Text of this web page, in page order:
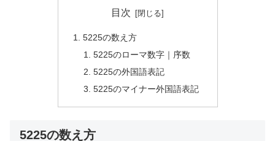
目次
5225の数え方
5225のローマ数字｜序数
5225の外国語表記
5225のマイナー外国語表記
5225の数え方